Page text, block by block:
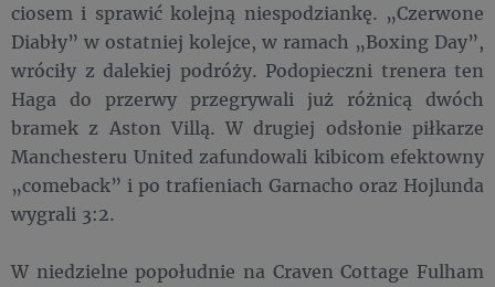
ciosem i sprawić kolejną niespodziankę. „Czerwone
Diabły” w ostatniej kolejce, w ramach „Boxing Day”,
wróciły z dalekiej podróży. Podopieczni trenera ten
Haga do przerwy przegrywali już różnicą dwóch
bramek z Aston Villą. W drugiej odsłonie piłkarze
Manchesteru United zafundowali kibicom efektowny
„comeback” i po trafieniach Garnacho oraz Hojlunda
wygrali 3:2.
W niedzielne popołudnie na Craven Cottage Fulham